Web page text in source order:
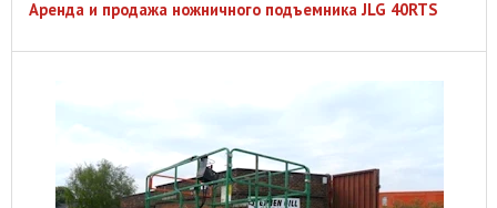
Аренда и продажа ножничного подъемника JLG 40RTS